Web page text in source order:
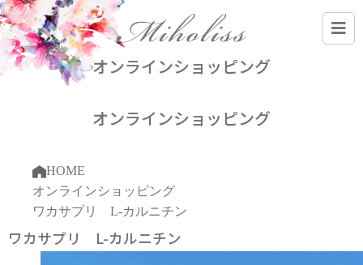
オンラインショッピング
オンラインショッピング
HOME
オンラインショッピング
ワカサプリ L-カルニチン
ワカサプリ L-カルニチン